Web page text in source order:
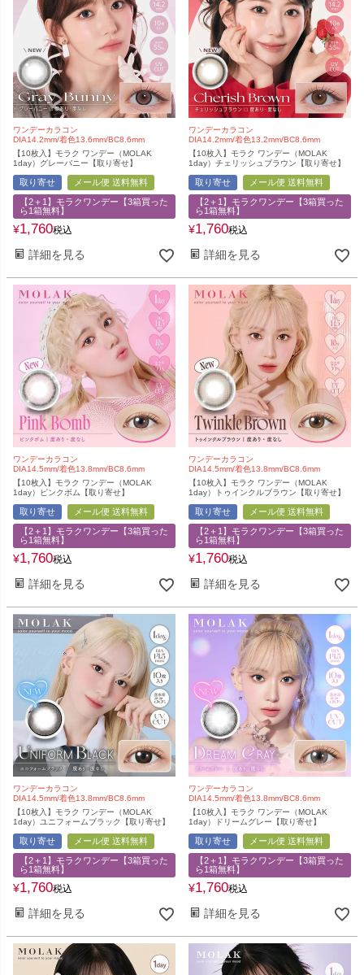
ワンデーカラコン
DIA14.2mm/着色13.6mm/BC8.6mm
【10枚入】モラク ワンデー（MOLAK
1day）グレーバニー【取り寄せ】
取り寄せ
メール便 送料無料
【2＋1】モラクワンデー【3箱買った
ら1箱無料】
¥1,760税込
詳細を見る
ワンデーカラコン
DIA14.2mm/着色13.2mm/BC8.6mm
【10枚入】モラク ワンデー（MOLAK
1day）チェリッシュブラウン【取り寄せ】
取り寄せ
メール便 送料無料
【2＋1】モラクワンデー【3箱買った
ら1箱無料】
¥1,760税込
詳細を見る
ワンデーカラコン
DIA14.5mm/着色13.8mm/BC8.6mm
【10枚入】モラク ワンデー（MOLAK
1day）ピンクボム【取り寄せ】
取り寄せ
メール便 送料無料
【2＋1】モラクワンデー【3箱買った
ら1箱無料】
¥1,760税込
詳細を見る
ワンデーカラコン
DIA14.5mm/着色13.8mm/BC8.6mm
【10枚入】モラク ワンデー（MOLAK
1day）トゥインクルブラウン【取り寄せ】
取り寄せ
メール便 送料無料
【2＋1】モラクワンデー【3箱買った
ら1箱無料】
¥1,760税込
詳細を見る
ワンデーカラコン
DIA14.5mm/着色13.8mm/BC8.6mm
【10枚入】モラク ワンデー（MOLAK
1day）ユニフォームブラック【取り寄せ】
取り寄せ
メール便 送料無料
【2＋1】モラクワンデー【3箱買った
ら1箱無料】
¥1,760税込
詳細を見る
ワンデーカラコン
DIA14.5mm/着色13.8mm/BC8.6mm
【10枚入】モラク ワンデー（MOLAK
1day）ドリームグレー【取り寄せ】
取り寄せ
メール便 送料無料
【2＋1】モラクワンデー【3箱買った
ら1箱無料】
¥1,760税込
詳細を見る